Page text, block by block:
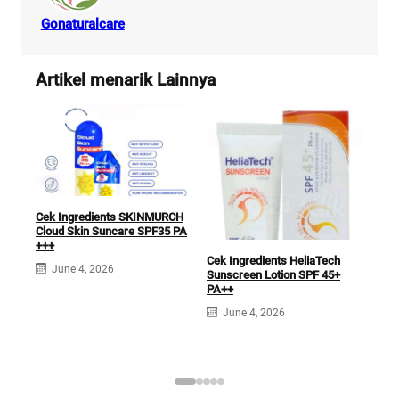
Gonaturalcare
Artikel menarik Lainnya
Cek Ingredients SKINMURCH
Cloud Skin Suncare SPF35 PA
+++
June 4, 2026
Cek Ingredients HeliaTech
Sunscreen Lotion SPF 45+
PA++
June 4, 2026